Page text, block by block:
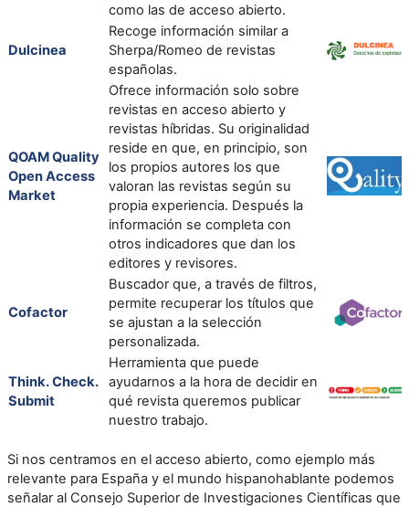
como las de acceso abierto.
Dulcinea
Recoge información similar a
Sherpa/Romeo de revistas
españolas.
QOAM Quality
Open Access
Market
Ofrece información solo sobre
revistas en acceso abierto y
revistas híbridas. Su originalidad
reside en que, en principio, son
los propios autores los que
valoran las revistas según su
propia experiencia. Después la
información se completa con
otros indicadores que dan los
editores y revisores.
Cofactor
Buscador que, a través de filtros,
permite recuperar los títulos que
se ajustan a la selección
personalizada.
Think. Check.
Submit
Herramienta que puede
ayudarnos a la hora de decidir en
qué revista queremos publicar
nuestro trabajo.
Si nos centramos en el acceso abierto, como ejemplo más
relevante para España y el mundo hispanohablante podemos
señalar al Consejo Superior de Investigaciones Científicas que